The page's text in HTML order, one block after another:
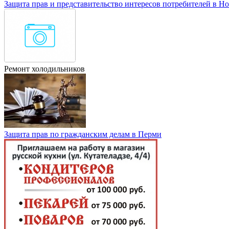
Защита прав и представительство интересов потребителей в
Ремонт холодильников
Защита прав по гражданским делам в Перми